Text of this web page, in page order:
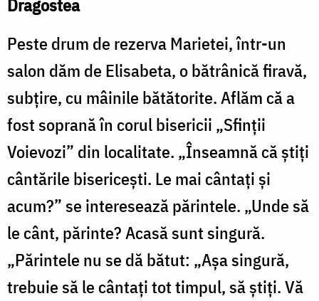
Dragostea
Peste drum de rezerva Marietei, într-un
salon dăm de Elisabeta, o bătrânică firavă,
subţire, cu mâinile bătătorite. Aflăm că a
fost soprană în corul bisericii „Sfinţii
Voievozi” din localitate. „Înseamnă că ştiţi
cântările bisericeşti. Le mai cântaţi şi
acum?” se interesează părintele. „Unde să
le cânt, părinte? Acasă sunt singură.
„Părintele nu se dă bătut: „Aşa singură,
trebuie să le cântaţi tot timpul, să ştiţi. Vă